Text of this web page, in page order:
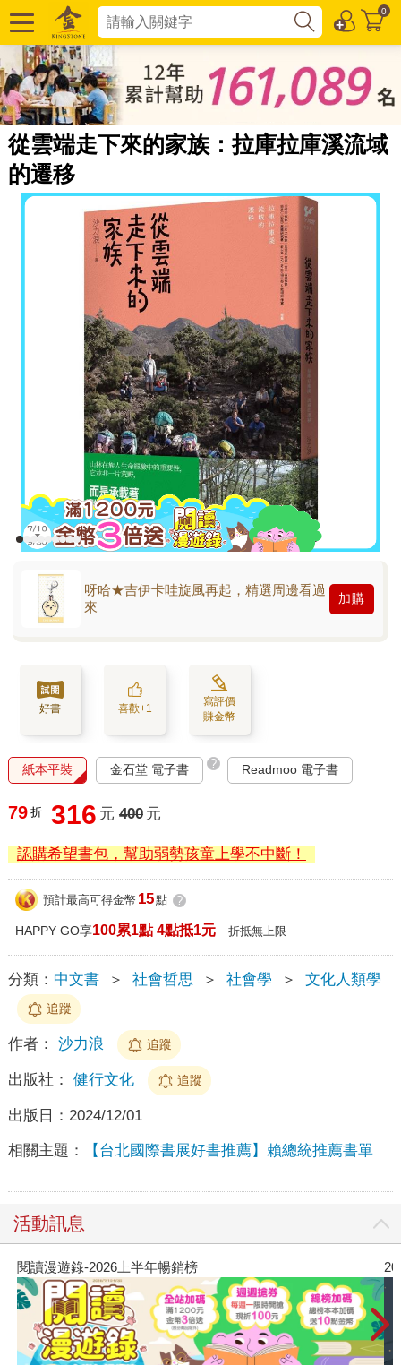
0
從雲端走下來的家族：拉庫拉庫溪流域
的遷移
呀哈★吉伊卡哇旋風再起，精選周邊看過
來
加購
好書 喜歡+1
寫評價
賺金幣
紙本平裝 金石堂 電子書 ? Readmoo 電子書
79 折 316 元 400 元
認購希望書包，幫助弱勢孩童上學不中斷！
預計最高可得金幣 15點 ?
HAPPY GO享100累1點 4點抵1元 折抵無上限
分類： 中文書 ＞ 社會哲思 ＞ 社會學 ＞ 文化人類學
追蹤
作者： 沙力浪 追蹤
出版社： 健行文化 追蹤
出版日： 2024/12/01
相關主題： 【台北國際書展好書推薦】賴總統推薦書單
活動訊息
2026年8月金石堂強力推薦